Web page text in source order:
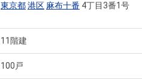
東京都港区 麻布十番 4丁目3番1号
11階建
100戸